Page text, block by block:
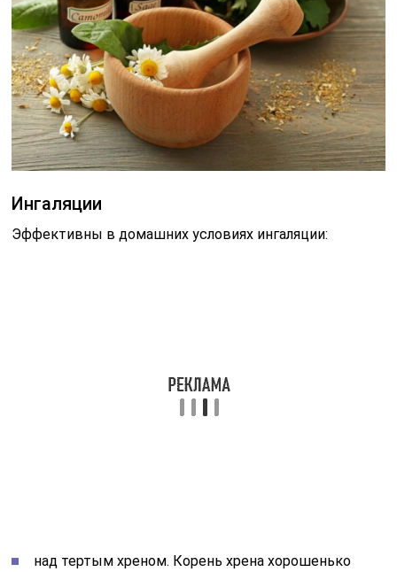
Ингаляции
Эффективны в домашних условиях ингаляции:
над тертым хреном. Корень хрена хорошенько